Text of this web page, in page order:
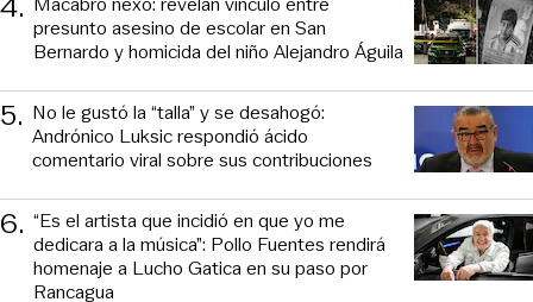
presunto asesino de escolar en San
Bernardo y homicida del niño Alejandro Águila
5. No le gustó la “talla” y se desahogó:
Andrónico Luksic respondió ácido
comentario viral sobre sus contribuciones
6. “Es el artista que incidió en que yo me
dedicara a la música”: Pollo Fuentes rendirá
homenaje a Lucho Gatica en su paso por
Rancagua